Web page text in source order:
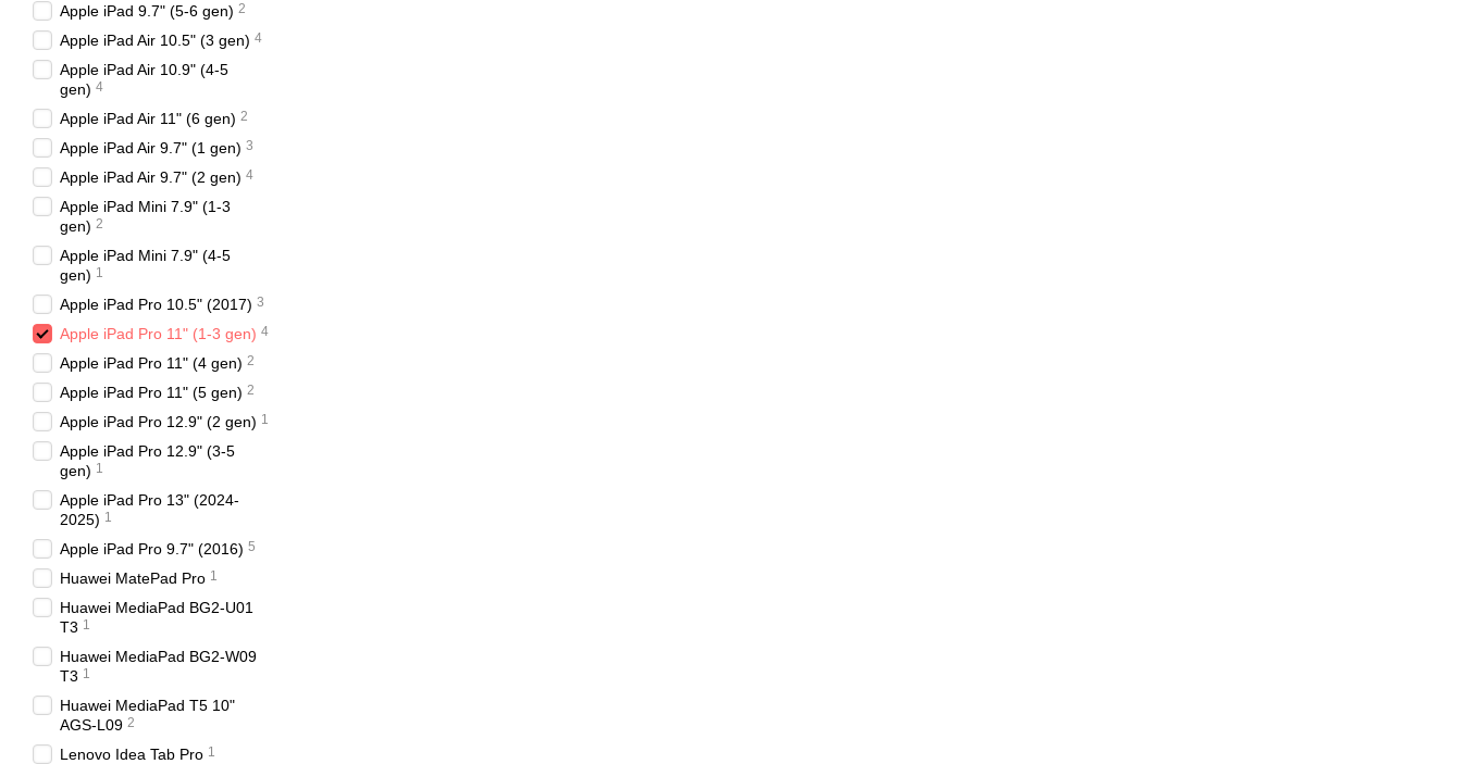
Apple iPad 9.7" (5-6 gen) 2
Apple iPad Air 10.5" (3 gen) 4
Apple iPad Air 10.9" (4-5
gen) 4
Apple iPad Air 11" (6 gen) 2
Apple iPad Air 9.7" (1 gen) 3
Apple iPad Air 9.7" (2 gen) 4
Apple iPad Mini 7.9" (1-3
gen) 2
Apple iPad Mini 7.9" (4-5
gen) 1
Apple iPad Pro 10.5" (2017) 3
Apple iPad Pro 11" (1-3 gen) 4
Apple iPad Pro 11" (4 gen) 2
Apple iPad Pro 11" (5 gen) 2
Apple iPad Pro 12.9" (2 gen) 1
Apple iPad Pro 12.9" (3-5
gen) 1
Apple iPad Pro 13" (2024-
2025) 1
Apple iPad Pro 9.7" (2016) 5
Huawei MatePad Pro 1
Huawei MediaPad BG2-U01
T3 1
Huawei MediaPad BG2-W09
T3 1
Huawei MediaPad T5 10"
AGS-L09 2
Lenovo Idea Tab Pro 1